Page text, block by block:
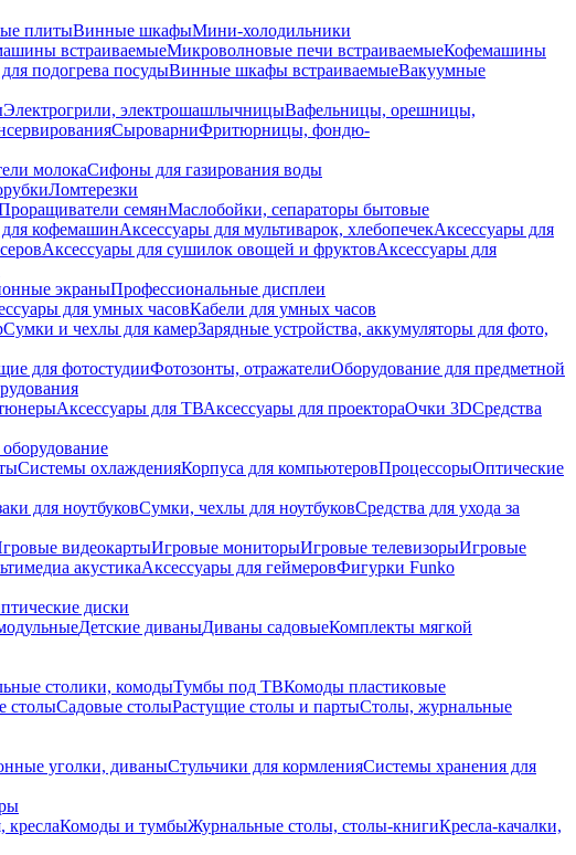
плитыВинные шкафыМини-холодильники
встраиваемыеМикроволновые печи встраиваемыеКофемашины
подогрева посудыВинные шкафы встраиваемыеВакуумные
Электрогрили, электрошашлычницыВафельницы, орешницы,
СыроварниФритюрницы, фондю-
молокаСифоны для газирования воды
Ломтерезки
семянМаслобойки, сепараторы бытовые
кофемашинАксессуары для мультиварок, хлебопечекАксессуары для
Аксессуары для сушилок овощей и фруктовАксессуары для
экраныПрофессиональные дисплеи
для умных часовКабели для умных часов
Сумки и чехлы для камерЗарядные устройства, аккумуляторы для фото,
для фотостудииФотозонты, отражателиОборудование для предметной
Аксессуары для ТВАксессуары для проектораОчки 3DСредства
Системы охлажденияКорпуса для компьютеровПроцессорыОптические
для ноутбуковСумки, чехлы для ноутбуковСредства для ухода за
видеокартыИгровые мониторыИгровые телевизорыИгровые
акустикаАксессуары для геймеровФигурки Funko
диски
Детские диваныДиваны садовыеКомплекты мягкой
столики, комодыТумбы под ТВКомоды пластиковые
столыСадовые столыРастущие столы и партыСтолы, журнальные
уголки, диваныСтульчики для кормленияСистемы хранения для
креслаКомоды и тумбыЖурнальные столы, столы-книгиКресла-качалки,